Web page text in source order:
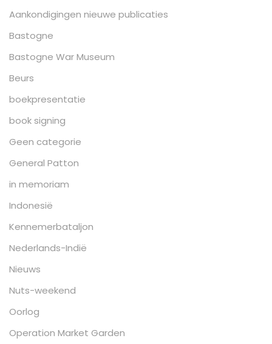
Aankondigingen nieuwe publicaties
Bastogne
Bastogne War Museum
Beurs
boekpresentatie
book signing
Geen categorie
General Patton
in memoriam
Indonesië
Kennemerbataljon
Nederlands-Indië
Nieuws
Nuts-weekend
Oorlog
Operation Market Garden